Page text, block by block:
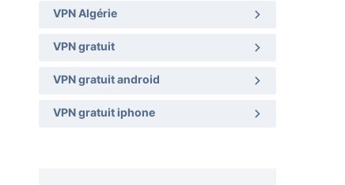
VPN Algérie
VPN gratuit
VPN gratuit android
VPN gratuit iphone